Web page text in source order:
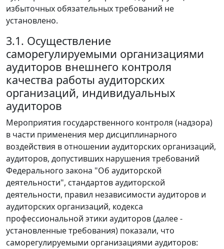
избыточных обязательных требований не
установлено.
3.1. Осуществление
саморегулируемыми организациями
аудиторов внешнего контроля
качества работы аудиторских
организаций, индивидуальных
аудиторов
Мероприятия государственного контроля (надзора)
в части применения мер дисциплинарного
воздействия в отношении аудиторских организаций,
аудиторов, допустивших нарушения требований
Федерального закона "Об аудиторской
деятельности", стандартов аудиторской
деятельности, правил независимости аудиторов и
аудиторских организаций, кодекса
профессиональной этики аудиторов (далее -
установленные требования) показали, что
саморегулируемыми организациями аудиторов: